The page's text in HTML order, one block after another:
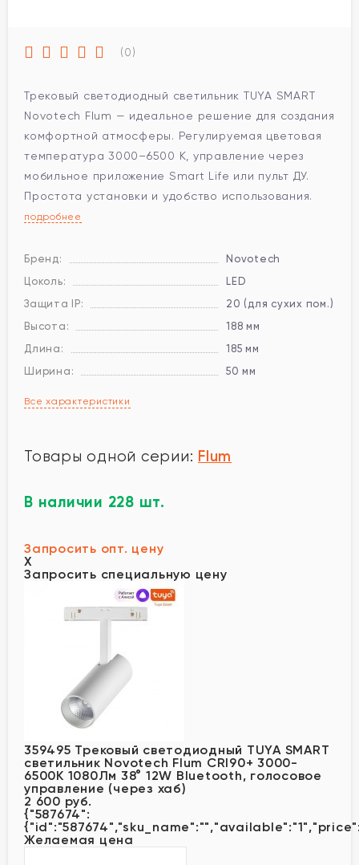
(0)
Трековый светодиодный светильник TUYA SMART
Novotech Flum — идеальное решение для создания
комфортной атмосферы. Регулируемая цветовая
температура 3000–6500 К, управление через
мобильное приложение Smart Life или пульт ДУ.
Простота установки и удобство использования.
подробнее
Бренд:
Novotech
Цоколь:
LED
Защита IP:
20 (для сухих пом.)
Высота:
188 мм
Длина:
185 мм
Ширина:
50 мм
Все характеристики
Товары одной серии: Flum
В наличии 228 шт.
Запросить опт. цену
X
Запросить специальную цену
359495 Трековый светодиодный TUYA SMART
светильник Novotech Flum CRI90+ 3000-
6500К 1080Лм 38° 12W Bluetooth, голосовое
управление (через хаб)
2 600 руб.
{"587674":
Желаемая цена